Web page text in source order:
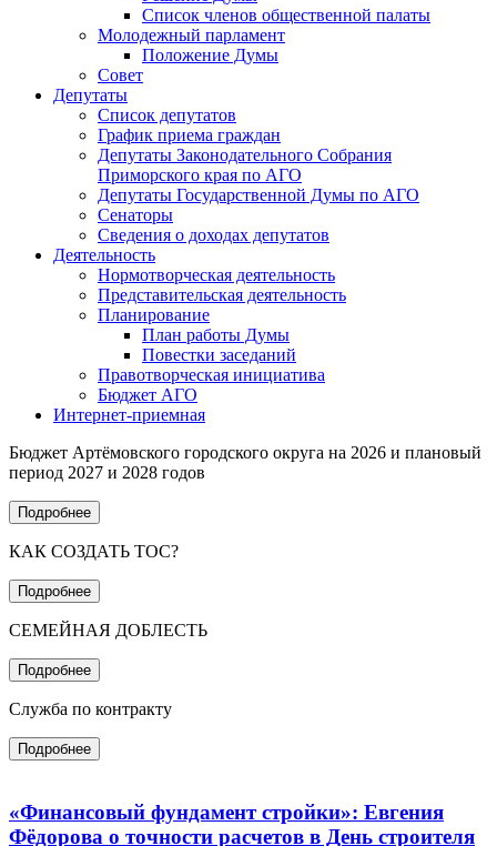
Список членов общественной палаты
Молодежный парламент
Положение Думы
Совет
Депутаты
Список депутатов
График приема граждан
Депутаты Законодательного Собрания
Приморского края по АГО
Депутаты Государственной Думы по АГО
Сенаторы
Сведения о доходах депутатов
Деятельность
Нормотворческая деятельность
Представительская деятельность
Планирование
План работы Думы
Повестки заседаний
Правотворческая инициатива
Бюджет АГО
Интернет-приемная
Бюджет Артёмовского городского округа на 2026 и плановый
период 2027 и 2028 годов
Подробнее
КАК СОЗДАТЬ ТОС?
Подробнее
СЕМЕЙНАЯ ДОБЛЕСТЬ
Подробнее
Служба по контракту
Подробнее
«Финансовый фундамент стройки»: Евгения
Фёдорова о точности расчетов в День строителя